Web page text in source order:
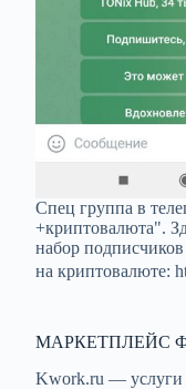
Спец группа в
+криптовалюта".
набор подписчиков
на криптовалюте:
МАРКЕТПЛЕЙС
Kwork.ru — услуги